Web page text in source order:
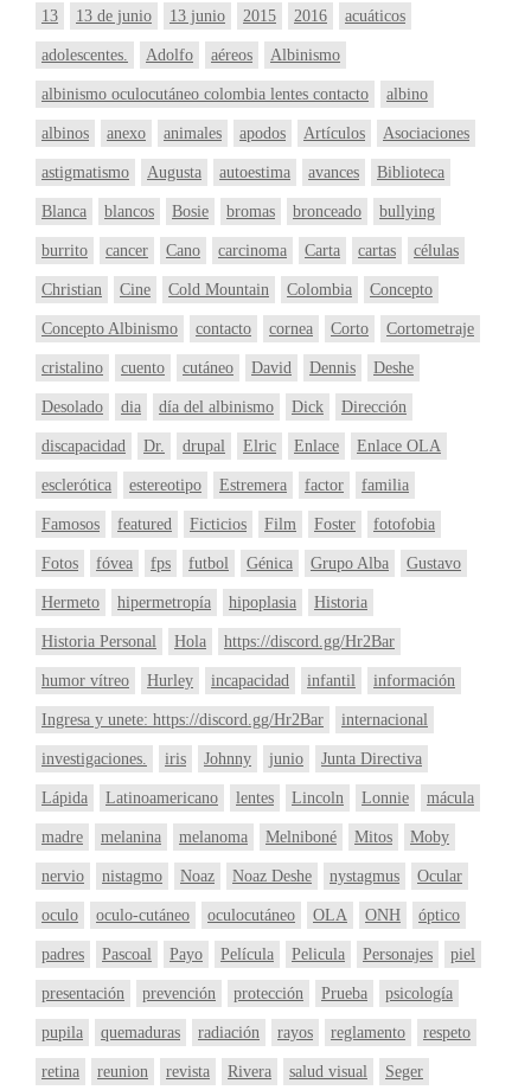
13 13 de junio 13 junio 2015 2016 acuáticos
adolescentes. Adolfo aéreos Albinismo
albinismo oculocutáneo colombia lentes contacto albino
albinos anexo animales apodos Artículos Asociaciones
astigmatismo Augusta autoestima avances Biblioteca
Blanca blancos Bosie bromas bronceado bullying
burrito cancer Cano carcinoma Carta cartas células
Christian Cine Cold Mountain Colombia Concepto
Concepto Albinismo contacto cornea Corto Cortometraje
cristalino cuento cutáneo David Dennis Deshe
Desolado dia día del albinismo Dick Dirección
discapacidad Dr. drupal Elric Enlace Enlace OLA
esclerótica estereotipo Estremera factor familia
Famosos featured Ficticios Film Foster fotofobia
Fotos fóvea fps futbol Génica Grupo Alba Gustavo
Hermeto hipermetropía hipoplasia Historia
Historia Personal Hola https://discord.gg/Hr2Bar
humor vítreo Hurley incapacidad infantil información
Ingresa y unete: https://discord.gg/Hr2Bar internacional
investigaciones. iris Johnny junio Junta Directiva
Lápida Latinoamericano lentes Lincoln Lonnie mácula
madre melanina melanoma Melniboné Mitos Moby
nervio nistagmo Noaz Noaz Deshe nystagmus Ocular
oculo oculo-cutáneo oculocutáneo OLA ONH óptico
padres Pascoal Payo Película Pelicula Personajes piel
presentación prevención protección Prueba psicología
pupila quemaduras radiación rayos reglamento respeto
retina reunion revista Rivera salud visual Seger